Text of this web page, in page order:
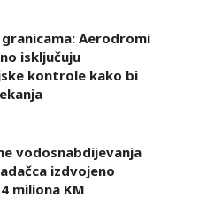
granicama: Aerodromi
isključuju
kontrole kako bi
vodosnabdijevanja
izdvojeno
miliona KM